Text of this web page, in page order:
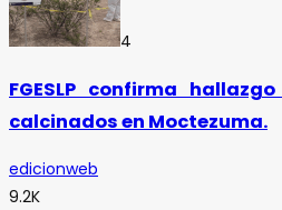
4
FGESLP confirma
calcinados en Moctezuma.
edicionweb
9.2K